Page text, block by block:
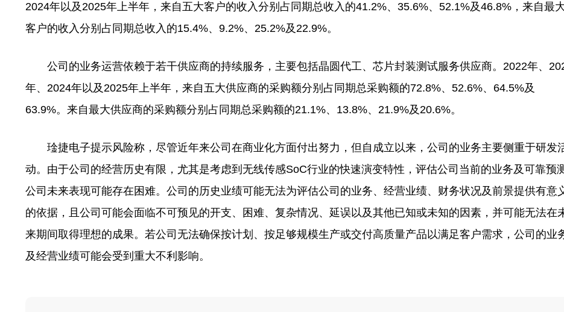
2024年以及2025年上半年，来自五大客户的收入分别占同期总收入的41.2%、35.6%、52.1%及46.8%，来自最
客户的收入分别占同期总收入的15.4%、9.2%、25.2%及22.9%。
公司的业务运营依赖于若干供应商的持续服务，主要包括晶圆代工、芯片封装测试服务供应商。2022年、
年、2024年以及2025年上半年，来自五大供应商的采购额分别占同期总采购额的72.8%、52.6%、64.5%及
63.9%。来自最大供应商的采购额分别占同期总采购额的21.1%、13.8%、21.9%及20.6%。
琻捷电子提示风险称，尽管近年来公司在商业化方面付出努力，但自成立以来，公司的业务主要侧重于研发
动。由于公司的经营历史有限，尤其是考虑到无线传感SoC行业的快速演变特性，评估公司当前的业务及可靠预
公司未来表现可能存在困难。公司的历史业绩可能无法为评估公司的业务、经营业绩、财务状况及前景提供有意
的依据，且公司可能会面临不可预见的开支、困难、复杂情况、延误以及其他已知或未知的因素，并可能无法在
来期间取得理想的成果。若公司无法确保按计划、按足够规模生产或交付高质量产品以满足客户需求，公司的业
及经营业绩可能会受到重大不利影响。